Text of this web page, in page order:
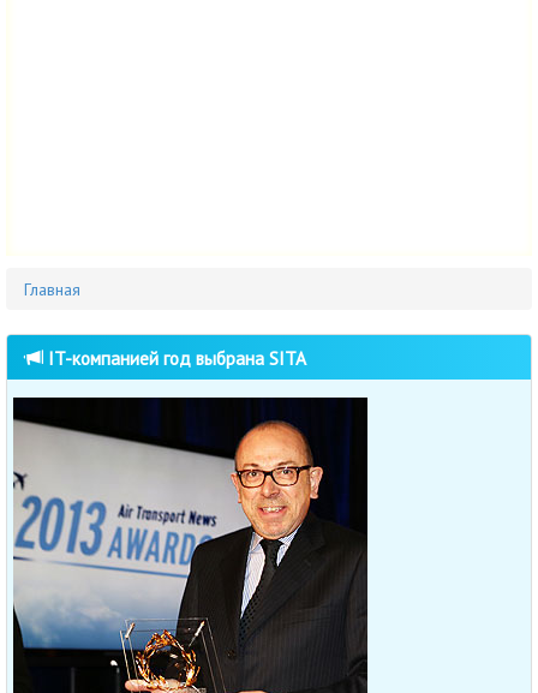
Главная
IT-компанией год выбрана SITA